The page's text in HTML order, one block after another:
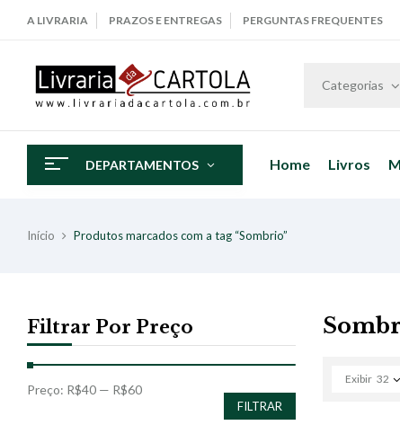
A LIVRARIA PRAZOS E ENTREGAS PERGUNTAS FREQUENTES
Categorias
DEPARTAMENTOS Home Livros
Início Produtos marcados com a tag “Sombrio”
Filtrar Por Preço
FILTRAR
Preço: R$40 — R$60
Exibir 32